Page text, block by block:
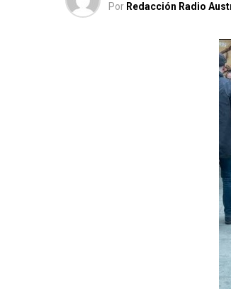
Por Redacción Radio